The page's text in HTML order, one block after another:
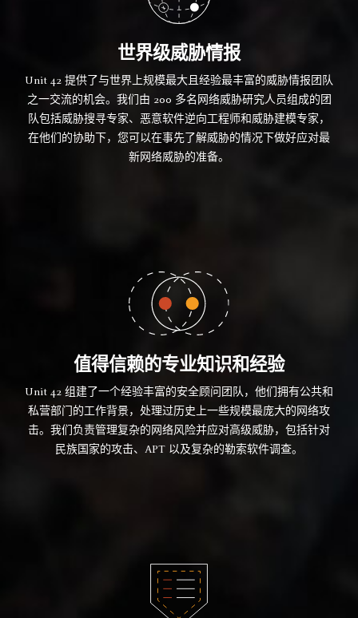
世界级威胁情报
Unit 42 提供了与世界上规模最大且经验最丰富的威胁情报团队
之一交流的机会。我们由 200 多名网络威胁研究人员组成的团
队包括威胁搜寻专家、恶意软件逆向工程师和威胁建模专家，
在他们的协助下，您可以在事先了解威胁的情况下做好应对最
新网络威胁的准备。
值得信赖的专业知识和经验
Unit 42 组建了一个经验丰富的安全顾问团队，他们拥有公共和
私营部门的工作背景，处理过历史上一些规模最庞大的网络攻
击。我们负责管理复杂的网络风险并应对高级威胁，包括针对
民族国家的攻击、APT 以及复杂的勒索软件调查。